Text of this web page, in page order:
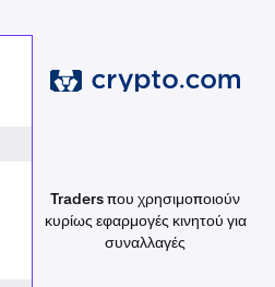
Crypto.com
Traders που χρησιμοποιούν
κυρίως εφαρμογές κινητού για
συναλλαγές